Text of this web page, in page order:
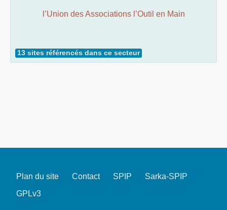
l’Union des Associations l’Outil en Main
13 sites référencés dans ce secteur
Plan du site Contact SPIP
Sarka-SPIP
GPLv3